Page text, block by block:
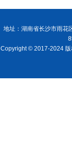
地址：湖南省长沙市雨
Copyright © 2017-2024 版